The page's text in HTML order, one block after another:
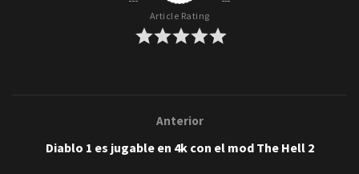
Article Rating
Anterior
Diablo 1 es jugable en 4k con el mod The Hell 2